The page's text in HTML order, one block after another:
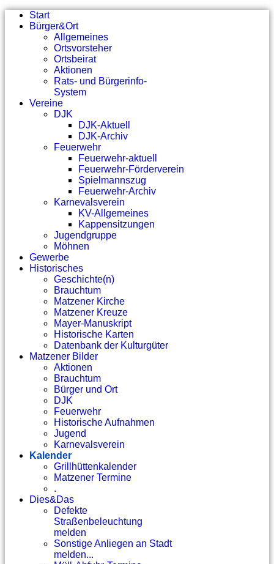
Start
Bürger&Ort
Allgemeines
Ortsvorsteher
Ortsbeirat
Aktionen
Rats- und Bürgerinfo-
System
Vereine
DJK
DJK-Aktuell
DJK-Archiv
Feuerwehr
Feuerwehr-aktuell
Feuerwehr-Förderverein
Spielmannszug
Feuerwehr-Archiv
Karnevalsverein
KV-Allgemeines
Kappensitzungen
Jugendgruppe
Möhnen
Gewerbe
Historisches
Geschichte(n)
Brauchtum
Matzener Kirche
Matzener Kreuze
Mayer-Manuskript
Historische Karten
Datenbank der Kulturgüter
Matzener Bilder
Aktionen
Brauchtum
Bürger und Ort
DJK
Feuerwehr
Historische Aufnahmen
Jugend
Karnevalsverein
Kalender
Grillhüttenkalender
Matzener Termine
.
Dies&Das
Defekte
Straßenbeleuchtung
melden
Sonstige Anliegen an Stadt
melden...